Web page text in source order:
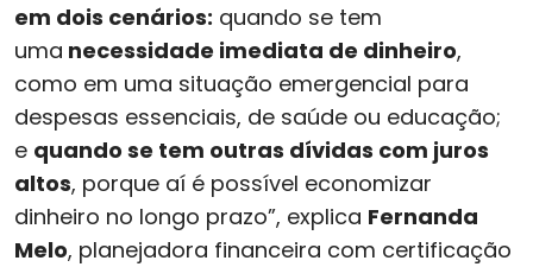
em dois cenários: quando se tem
uma necessidade imediata de dinheiro,
como em uma situação emergencial para
despesas essenciais, de saúde ou educação;
e quando se tem outras dívidas com juros
altos, porque aí é possível economizar
dinheiro no longo prazo”, explica Fernanda
Melo, planejadora financeira com certificação